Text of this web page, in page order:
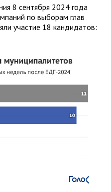
8 сентября 2024 года
по выборам глав
участие 18 кандидатов: